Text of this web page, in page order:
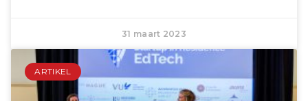
31 maart 2023
ARTIKEL